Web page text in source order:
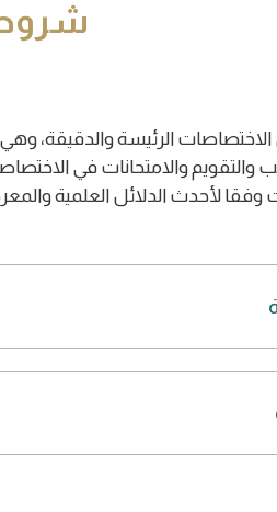
الرئيسة والدقيقة،
والتقويم والامتحانات في
لأحدث الدلائل العلمية